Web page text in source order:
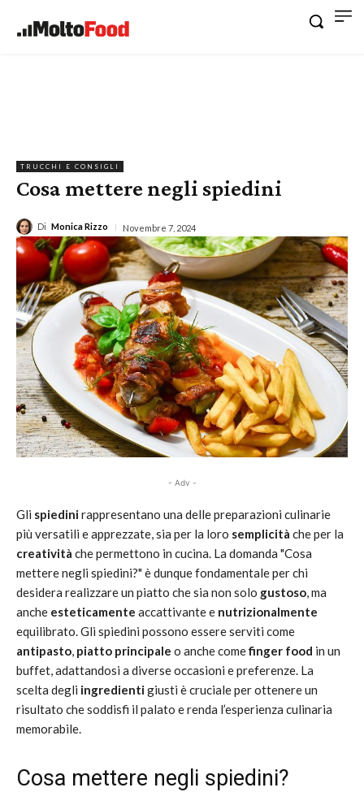
TRUCCHI E CONSIGLI
Cosa mettere negli spiedini
Di Monica Rizzo Novembre 7, 2024
- Adv -
Gli spiedinirappresentano una delle preparazioni culinarie
più versatili e apprezzate, sia per la loro semplicità che per la
creatività che permettono in cucina. La domanda "Cosa
mettere negli spiedini?" è dunque fondamentale per chi
desidera realizzare un piatto che sia non solo gustoso, ma
anche esteticamente accattivante e nutrizionalmente
equilibrato. Gli spiedini possono essere serviti come
antipasto, piatto principale o anche comefinger food in un
buffet, adattandosi a diverse occasioni e preferenze. La
scelta degli ingredientigiusti è cruciale per ottenere un
risultato che soddisfi il palato e renda l’esperienza culinaria
memorabile.
Cosa mettere negli spiedini?